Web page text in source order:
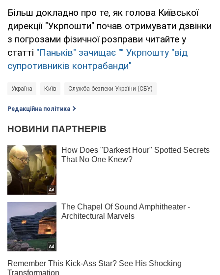
Більш докладно про те, як голова Київської
дирекції "Укрпошти" почав отримувати дзвінки
з погрозами фізичної розправи читайте у
статті "Паньків" зачищає "" Укрпошту "від
супротивників контрабанди"
Україна Київ Служба безпеки України (СБУ)
Редакційна політика